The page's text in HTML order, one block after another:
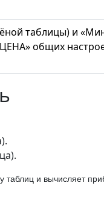
таблицы) и
общих
и вычисляет